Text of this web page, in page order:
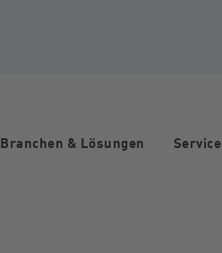
Branchen & Lösungen Service